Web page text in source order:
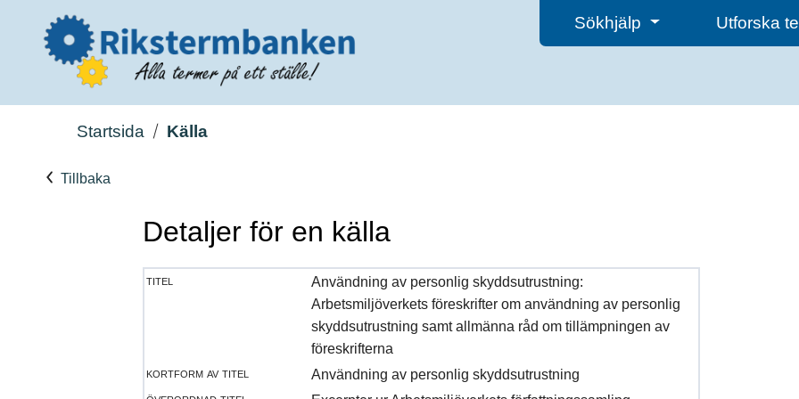
Sökhjälp Utforska
Startsida Källa
Tillbaka
Detaljer för en källa
titel
Användning av personlig skyddsutrustning:
Arbetsmiljöverkets föreskrifter om användning av personlig
skyddsutrustning samt allmänna råd om tillämpningen av
föreskrifterna
kortform av titel
Användning av personlig skyddsutrustning